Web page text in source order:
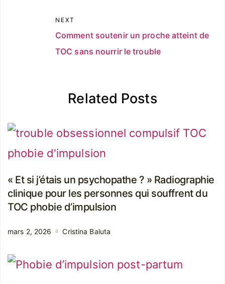
NEXT
Comment soutenir un proche atteint de
TOC sans nourrir le trouble
Related Posts
« Et si j’étais un psychopathe ? » Radiographie
clinique pour les personnes qui souffrent du
TOC phobie d’impulsion
mars 2, 2026 Cristina Baluta